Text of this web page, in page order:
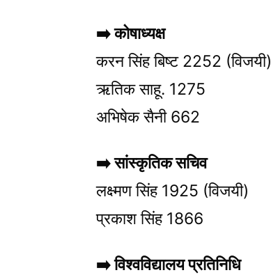
➡️कोषाध्यक्ष
करन सिंह बिष्ट 2252 (विजयी)
ऋतिक साहू. 1275
अभिषेक सैनी 662
➡️सांस्कृतिक सचिव
लक्ष्मण सिंह 1925 (विजयी)
प्रकाश सिंह 1866
➡️विश्वविद्यालय प्रतिनिधि